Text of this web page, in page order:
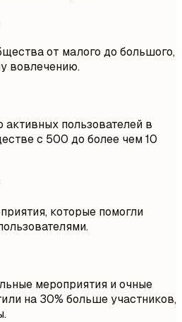
от малого до большого,
вовлечению.
активных пользователей в
с 500 до более чем 10
которые помогли
мероприятия и очные
на 30% больше участников,